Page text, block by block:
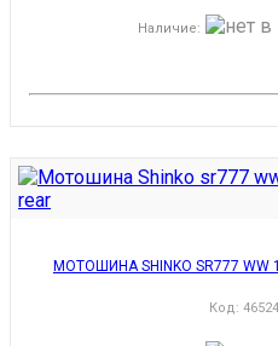
Наличие:
МОТОШИНА SHINKO SR777 WW
Код:46524